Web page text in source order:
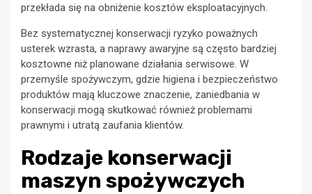
przekłada się na obniżenie kosztów eksploatacyjnych.
Bez systematycznej konserwacji ryzyko poważnych
usterek wzrasta, a naprawy awaryjne są często bardziej
kosztowne niż planowane działania serwisowe. W
przemyśle spożywczym, gdzie higiena i bezpieczeństwo
produktów mają kluczowe znaczenie, zaniedbania w
konserwacji mogą skutkować również problemami
prawnymi i utratą zaufania klientów.
Rodzaje konserwacji
maszyn spożywczych